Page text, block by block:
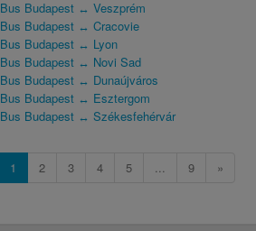
Bus Budapest ↔ Veszprém
Bus Budapest ↔ Cracovie
Bus Budapest ↔ Lyon
Bus Budapest ↔ Novi Sad
Bus Budapest ↔ Dunaújváros
Bus Budapest ↔ Esztergom
Bus Budapest ↔ Székesfehérvár
1 2 3 4 5 ... 9 »